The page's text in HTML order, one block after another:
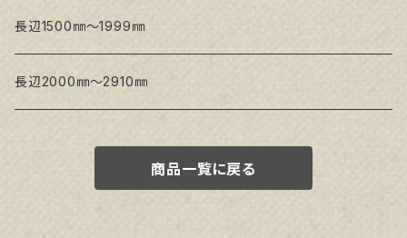
トークロ イエロー
生キャンバス
長辺1500㎜～1999㎜
長辺2000㎜～2910㎜
商品一覧に戻る